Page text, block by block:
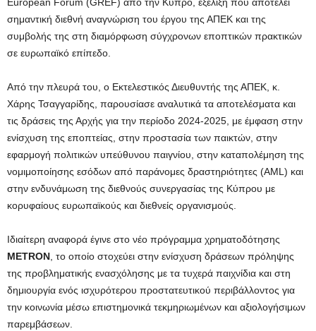
European Forum (GREF) από την Κύπρο, εξέλιξη που αποτελεί
σημαντική διεθνή αναγνώριση του έργου της ΑΠΕΚ και της
συμβολής της στη διαμόρφωση σύγχρονων εποπτικών πρακτικών
σε ευρωπαϊκό επίπεδο.
Από την πλευρά του, ο Εκτελεστικός Διευθυντής της ΑΠΕΚ, κ.
Χάρης Τσαγγαρίδης, παρουσίασε αναλυτικά τα αποτελέσματα και
τις δράσεις της Αρχής για την περίοδο 2024-2025, με έμφαση στην
ενίσχυση της εποπτείας, στην προστασία των παικτών, στην
εφαρμογή πολιτικών υπεύθυνου παιγνίου, στην καταπολέμηση της
νομιμοποίησης εσόδων από παράνομες δραστηριότητες (AML) και
στην ενδυνάμωση της διεθνούς συνεργασίας της Κύπρου με
κορυφαίους ευρωπαϊκούς και διεθνείς οργανισμούς.
Ιδιαίτερη αναφορά έγινε στο νέο πρόγραμμα χρηματοδότησης
METRON, το οποίο στοχεύει στην ενίσχυση δράσεων πρόληψης
της προβληματικής ενασχόλησης με τα τυχερά παιχνίδια και στη
δημιουργία ενός ισχυρότερου προστατευτικού περιβάλλοντος για
την κοινωνία μέσω επιστημονικά τεκμηριωμένων και αξιολογήσιμων
παρεμβάσεων.